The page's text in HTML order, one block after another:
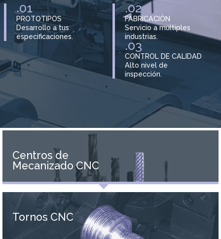
.01
PROTOTIPOS
Desarrollo a tus
especificaciones.
.02
FABRICACIÓN
Servicio a múltiples
industrias.
.03
CONTROL DE CALIDAD
Alto nivel de
inspección.
Centros de
Mecanizado CNC
Tornos CNC